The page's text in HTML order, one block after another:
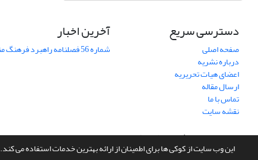
این وب سایت از کوکی ها برای اطمینان از ارائه بهترین خدمات استفاده می کند.
دسترسی سریع
صفحه اصلی
درباره نشریه
اعضای هیات تحریریه
ارسال مقاله
تماس با ما
نقشه سایت
آخرین اخبار
شماره 56 فصلنامه راهبرد فرهنگ منتشر شد
سامانه مدیریت نشریات علمی.طراحی و پیاده سازی ازسیناوب